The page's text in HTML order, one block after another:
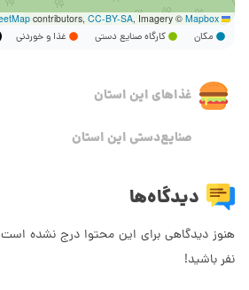
Leaflet
contributors, CC-BY-SA, Imagery © Mapbox
مکان کارگاه صنایع دستی غذا و خوردنی
غذاهای این استان
صنایع‌دستی این استان
دیدگاه‌ها
هنوز دیدگاهی برای این محتوا درج نشده
نفر باشید!